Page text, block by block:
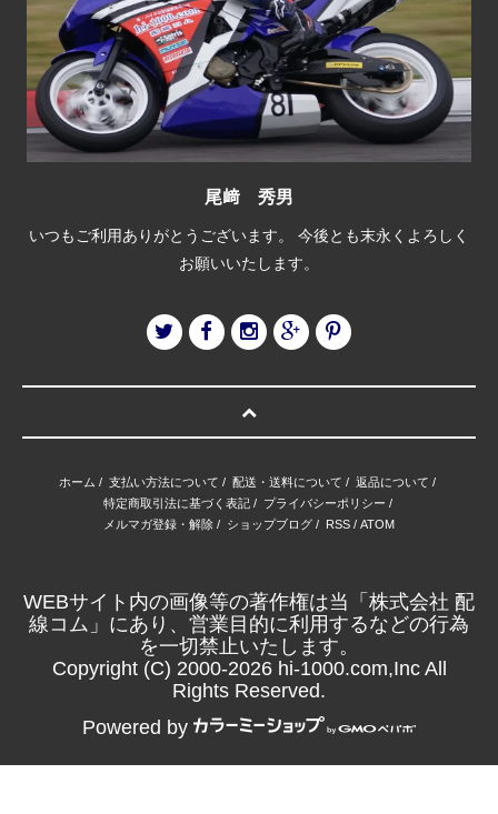
尾﨑 秀男
いつもご利用ありがとうございます。 今後とも末永くよろしく
お願いいたします。
ホーム / 支払い方法について / 配送・送料について / 返品について /
特定商取引法に基づく表記/ プライバシーポリシー /
メルマガ登録・解除 / ショップブログ / RSS / ATOM
WEBサイト内の画像等の著作権は当「株式会社 配
線コム」にあり、営業目的に利用するなどの行為
を一切禁止いたします。
Copyright (C) 2000-2026 hi-1000.com,Inc All
Rights Reserved.
Powered by